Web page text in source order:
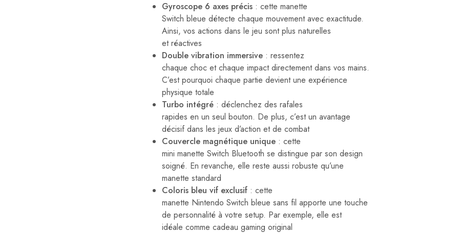
Gyroscope 6 axes précis : cette manette
Switch bleue détecte chaque mouvement avec exactitude.
Ainsi, vos actions dans le jeu sont plus naturelles
et réactives
Double vibration immersive : ressentez
chaque choc et chaque impact directement dans vos mains.
C’est pourquoi chaque partie devient une expérience
physique totale
Turbo intégré : déclenchez des rafales
rapides en un seul bouton. De plus, c’est un avantage
décisif dans les jeux d’action et de combat
Couvercle magnétique unique : cette
mini manette Switch Bluetooth se distingue par son design
soigné. En revanche, elle reste aussi robuste qu’une
manette standard
Coloris bleu vif exclusif : cette
manette Nintendo Switch bleue sans fil apporte une touche
de personnalité à votre setup. Par exemple, elle est
idéale comme cadeau gaming original